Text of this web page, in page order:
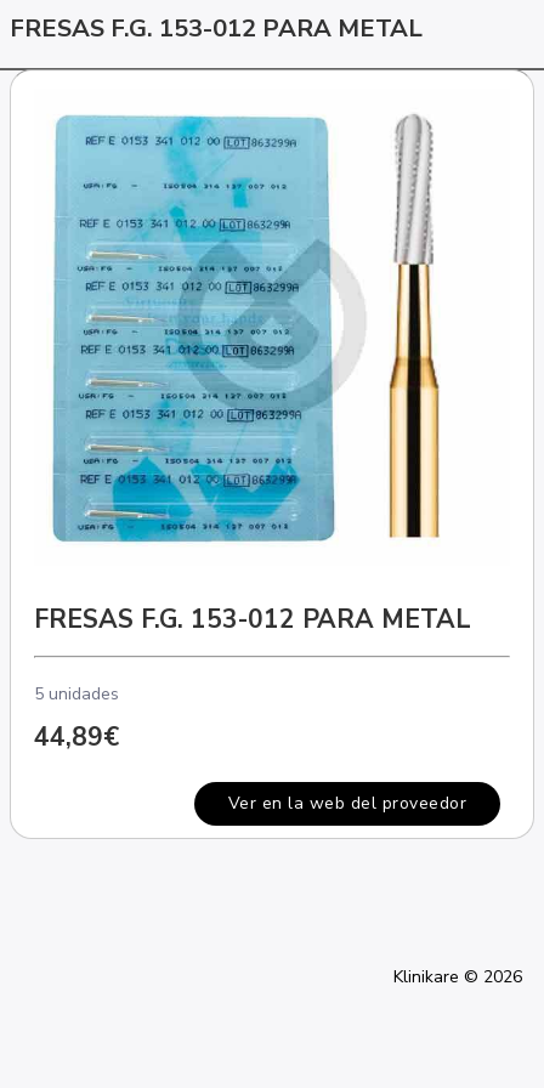
FRESAS F.G. 153-012 PARA METAL
FRESAS F.G. 153-012 PARA METAL
5 unidades
44,89€
Ver en la web del proveedor
Klinikare © 2026